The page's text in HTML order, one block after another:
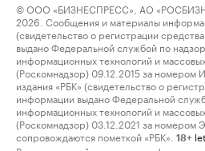
© ООО «БИЗНЕСПРЕСС», АО
2026. Сообщения и материалы
(свидетельство о регистрации
выдано Федеральной службой по
информационных технологий и
(Роскомнадзор) 09.12.2015 за
издания «РБК» (свидетельство о
информации выдано Федеральной
информационных технологий и
(Роскомнадзор) 03.12.2021 за
сопровождаются пометкой «РБК».
18+